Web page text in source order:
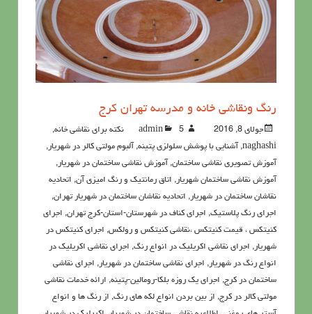
رنگ ونقاشي خانه و مدرسه تهران کرج
جولای 8, 2016 admin 5نکته برای نقاشی خانه
,
naghashi
, آشنايي با پوشش سلولزي پتينه, آلبوم مولتی کالر در شهریار ,
آموزش تصویری نقاشی ساختمان, آموزش نقاشی ساختمان در شهریار ,
آموزش نقاشی ساختمان شهریار , اتاق رمانتیک و رنگ امیزی آن, اتحادیه
نقاشان ساختمان در شهریار , اتحادیه نقاشان ساختمان در شهریار تهران,
اجرای رنگ پلاستیک, اجرای کناف در شهرستان-استان-کرج تهران, اجرای
کنیتکس ، قیمت کنیتکس ،نقاشي كنيتكس و رولكس, اجرای کنیتکس در
شهریار , اجرای نقاشی اکریلیک در انواع رنگ, اجرای نقاشی اکریلیک در
انواع رنگ در شهریار , اجرای نقاشی ساختمان در شهریار , اجرای نقاشی
ساختمان در کرج, اجرای یک روزه بلکا-رومالین-پتینه, ارائه خدمات نقاشی
مولتی کالر در کرج, از بین بردن انواع لکه های رنگ, از رنگ ها و انواع